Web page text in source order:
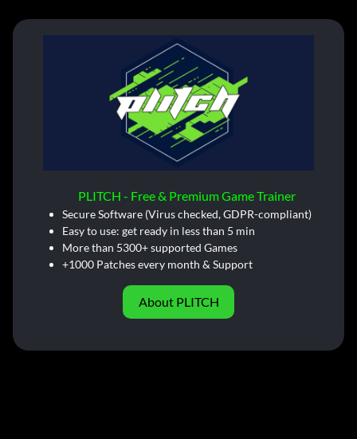
PLITCH - Free & Premium Game Trainer
Secure Software (Virus checked, GDPR-compliant)
Easy to use: get ready in less than 5 min
More than 5300+ supported Games
+1000 Patches every month & Support
About PLITCH